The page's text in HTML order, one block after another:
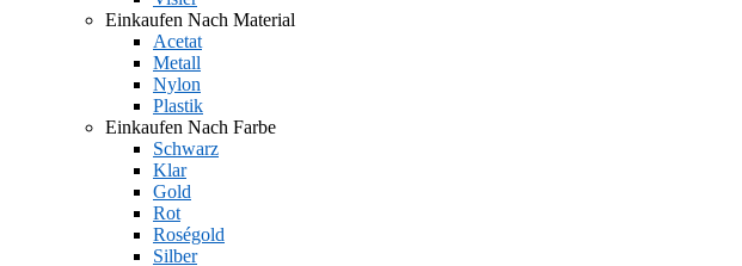
Einkaufen Nach Material
Acetat
Metall
Nylon
Plastik
Einkaufen Nach Farbe
Schwarz
Klar
Gold
Rot
Roségold
Silber